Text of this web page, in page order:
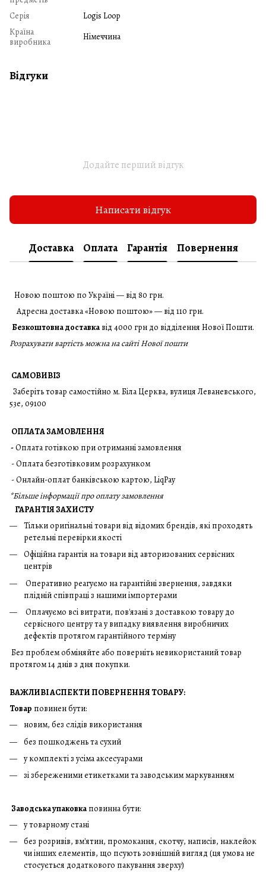
Серія
Logis Loop
Країна
виробника
Німеччина
Відгуки
Додайте перший відгук
Написати відгук
Доставка Оплата Гарантія Повернення
Новою поштою по Україні — від 80 грн.
Адресна доставка «Новою поштою» — від 110 грн.
Безкоштовна доставка від 4000 грн до відділення Нової Пошти.
Розрахувати вартість можна на сайті Нової пошти
САМОВИВІЗ
Заберіть товар самостійно м. Біла Церква, вулиця Леваневського,
53е, 09100
ОПЛАТА ЗАМОВЛЕННЯ
-Оплата готівкою при отриманні замовлення
- Оплата безготівковим розрахунком
- Онлайн-оплат банківською картою, LiqPay
*Більше інформації про оплату замовлення
ГАРАНТІЯ ЗАХИСТУ
Тільки оригінальні товари від відомих брендів, які проходять
ретельні перевірки якості
Офіційна гарантія на товари від авторизованих сервісних
центрів
Оперативно реагуємо на гарантійні звернення, завдяки
плідній співпраці з нашими імпортерами
Оплачуємо всі витрати, пов'язані з доставкою товару до
сервісного центру та у випадку виявлення виробничих
дефектів протягом гарантійного терміну
Без проблем обміняйте або поверніть невикористаний товар
протягом 14 днів з дня покупки.
ВАЖЛИВІ АСПЕКТИ ПОВЕРНЕННЯ ТОВАРУ:
Товар повинен бути:
новим, без слідів використання
без пошкоджень та сухий
у комплекті з усіма аксесуарами
зі збереженими етикетками та заводським маркуванням
Заводська упаковка повинна бути:
у товарному стані
без розривів, вм'ятин, промокання, скотчу, написів, наклейок
чи інших елементів, що псують зовнішній вигляд (ця умова не
стосується додаткового пакування зверху)